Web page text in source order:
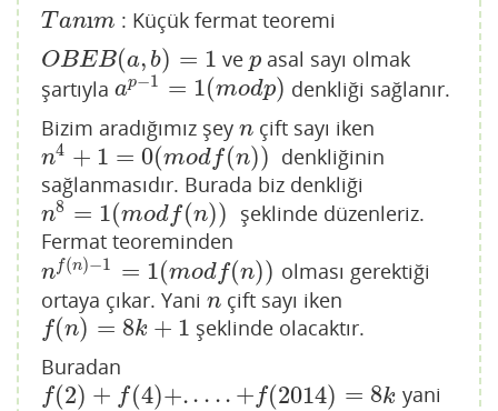
T anım
Tanım : Küçük fermat teoremi
OBEB(a, b) = 1
OBEB(a,b)=1 vep
p asal sayı olmak
şartıyla ap−1 = 1(modp)
ap−1 =1( modp)
denkliği sağlanır.
Bizim aradığımız şey n
nçift sayı iken
n4 + 1 = 0(modf(n))
n4 +1= 0 m odf(n))
denkliğinin
sağlanmasıdır. Burada biz denkliği
n8 = 1(modf(n))
n8 =1( modf(n))
şeklinde düzenleriz.
Fermat teoreminden
n f(n)−1 = 1(modf(n))
nf(n)−1= 1(modf(n))
olması gerektiği
ortaya çıkar. Yani n
nçift sayı iken
f(n) = 8k + 1
f(n)=8 k+ 1
şeklinde olacaktır.
Buradan
f(2) + f(4)+.. . .. + f(2014) = 8k
f(2)+f 4) .....+f(2014) = 8k +1007 yani